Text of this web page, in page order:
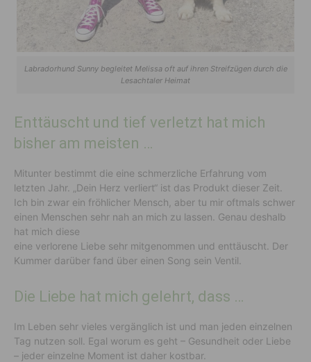
Labradorhund Sunny begleitet Melissa oft auf ihren Streifzügen durch die
Lesachtaler Heimat
Enttäuscht und tief verletzt hat mich
bisher am meisten …
Mitunter bestimmt die eine schmerzliche Erfahrung vom
letzten Jahr. „Dein Herz verliert“ ist das Produkt dieser Zeit.
Ich bin zwar ein fröhlicher Mensch, aber tu mir oftmals schwer
einen Menschen sehr nah an mich zu lassen. Genau deshalb
hat mich diese
eine verlorene Liebe sehr mitgenommen und enttäuscht. Der
Kummer darüber fand über einen Song sein Ventil.
Die Liebe hat mich gelehrt, dass …
Im Leben sehr vieles vergänglich ist und man jeden einzelnen
Tag nutzen soll. Egal worum es geht – Gesundheit oder Liebe
– jeder einzelne Moment ist daher kostbar.